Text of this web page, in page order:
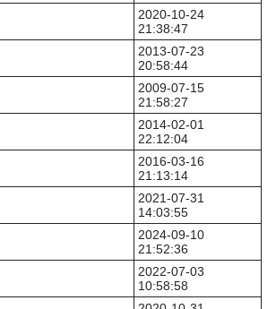
2020-10-24
21:38:47
2013-07-23
20:58:44
2009-07-15
21:58:27
2014-02-01
22:12:04
2016-03-16
21:13:14
2021-07-31
14:03:55
2024-09-10
21:52:36
2022-07-03
10:58:58